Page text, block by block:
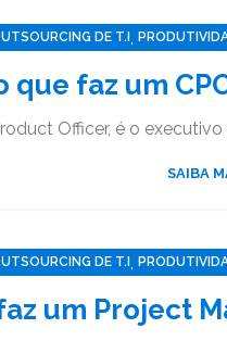
DE T.I,
que faz um
Officer, é o
SAIBA
DE T.I,
um Project